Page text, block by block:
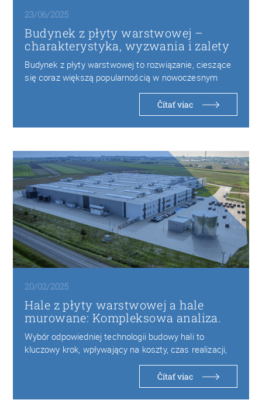
23/06/2025
Budynek z płyty warstwowej –
charakterystyka, wyzwania i zalety
Budynek z płyty warstwowej to rozwiązanie, cieszące
się coraz większą popularnością w nowoczesnym
Čítať viac
20/02/2025
Hale z płyty warstwowej a hale
murowane: Kompleksowa analiza.
Wybór odpowiedniej technologii budowy hali to
kluczowy krok, wpływający na koszty, czas realizacji,
Čítať viac